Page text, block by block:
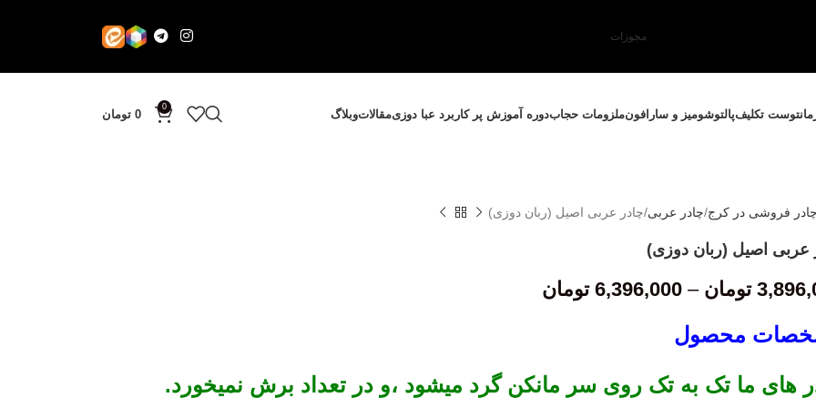
مجوزات
مانتوست تکلیفپالتوشومیز و سارافونملزومات حجابدوره آموزش پر کاربرد عبا دوزیمقالاتوبلاگ
0
0 تومان
چادر فروشی در کرج چادر عربی چادر عربی اصیل (ربان دوزی)
عربی اصیل (ربان دوزی)
تومان –
6,396,000 تومان
محصول
های ما تک به تک روی سر مانکن گرد میشود ،و در تعداد برش نمیخورد.